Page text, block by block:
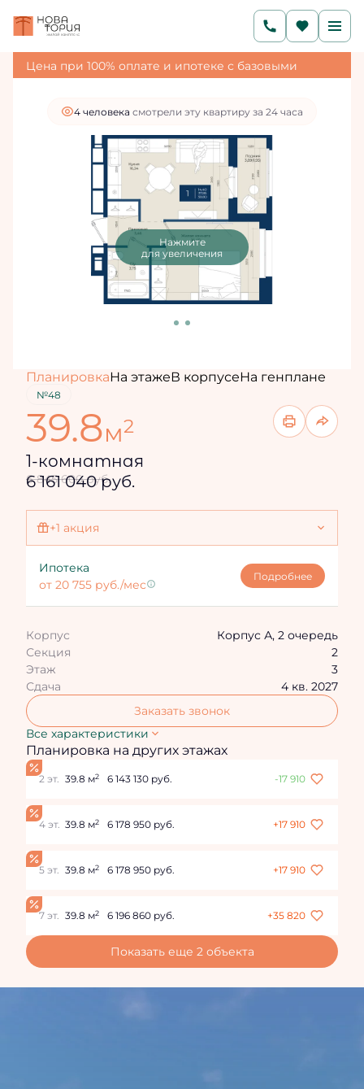
1-комнатная 6 845 600 руб.
6 161 040 руб.
Ипотекаот 20 755 руб./мес.
Цена при 100% оплате и ипотеке с базовыми
условиями
4 человекa смотрели эту квартиру за 24 часа
Нажмите
для увеличения
ПланировкаНа этажеВ корпусеНа генплане
№48
39.8м2
1-комнатная
6 845 600 руб.
6 161 040 руб.
+1 акция
Ипотека
от 20 755 руб./мес
Подробнее
Корпус
Корпус А, 2 очередь
Секция
2
Этаж
3
Сдача
4 кв. 2027
Заказать звонок
Все характеристики
Планировка на других этажах
2 эт. 39.8 м2 6 143 130 руб. -17 910
4 эт. 39.8 м2 6 178 950 руб. +17 910
5 эт. 39.8 м2 6 178 950 руб. +17 910
7 эт. 39.8 м2 6 196 860 руб. +35 820
Показать еще 2 объектa